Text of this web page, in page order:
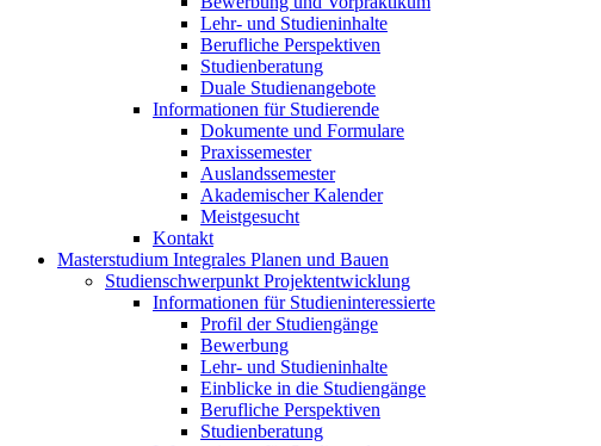
Lehr- und Studieninhalte
Berufliche Perspektiven
Studienberatung
Duale Studienangebote
Informationen für Studierende
Dokumente und Formulare
Praxissemester
Auslandssemester
Akademischer Kalender
Meistgesucht
Kontakt
Masterstudium Integrales Planen und Bauen
Studienschwerpunkt Projektentwicklung
Informationen für Studieninteressierte
Profil der Studiengänge
Bewerbung
Lehr- und Studieninhalte
Einblicke in die Studiengänge
Berufliche Perspektiven
Studienberatung